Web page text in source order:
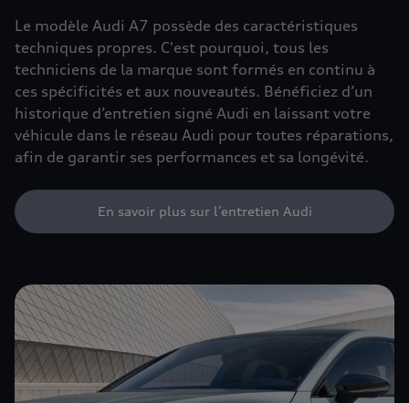
Le modèle Audi A7 possède des caractéristiques
techniques propres. C'est pourquoi, tous les
techniciens de la marque sont formés en continu à
ces spécificités et aux nouveautés. Bénéficiez d’un
historique d’entretien signé Audi en laissant votre
véhicule dans le réseau Audi pour toutes réparations,
afin de garantir ses performances et sa longévité.
En savoir plus sur l’entretien Audi